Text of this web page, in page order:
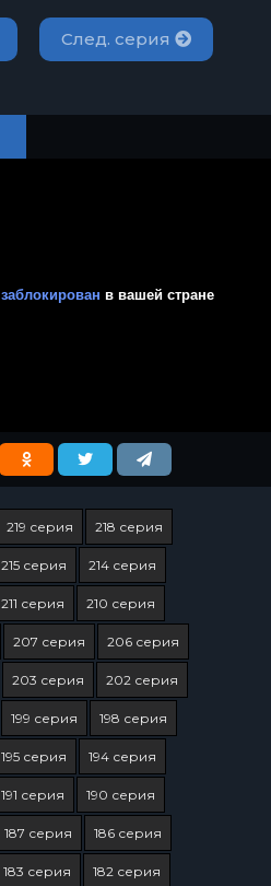
След. серия
219 серия 218 серия
215 серия 214 серия
211 серия 210 серия
207 серия 206 серия
203 серия 202 серия
199 серия 198 серия
195 серия 194 серия
191 серия 190 серия
187 серия 186 серия
183 серия 182 серия